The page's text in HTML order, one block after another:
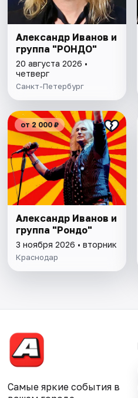
Александр Иванов и
группа "РОНДО"
20 августа 2026 •
четверг
Санкт-Петербург
от 2 000 ₽
Александр Иванов и
группа "Рондо"
3 ноября 2026 • вторник
Краснодар
Самые яркие события в